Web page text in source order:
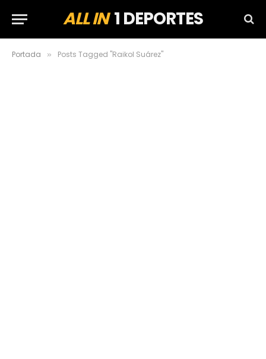
ALL IN1 DEPORTES
Portada » Posts Tagged "Raikol Suárez"